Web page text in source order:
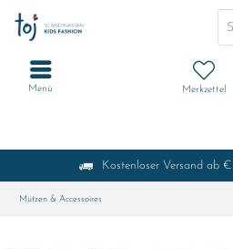
Kostenloser Versand ab
Merkzettel
Menü
Mützen & Accessoires